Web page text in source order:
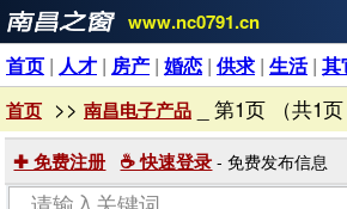
www.nc0791.cn
首页 | 人才 | 房产 | 婚恋 | 供求| 生活| 其
首页 >> 南昌电子产品 _ 第1页 （共1
✚ 免费注册 ☕ 快速登录 - 免费发布信息